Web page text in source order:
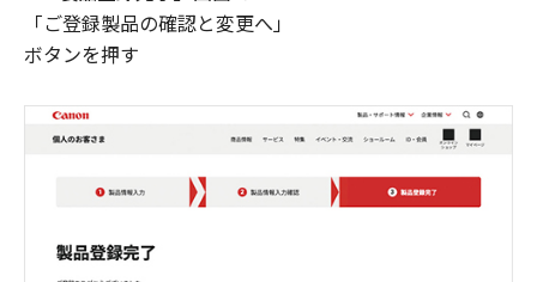
「ご登録製品の確認と変更へ」
ボタンを押す